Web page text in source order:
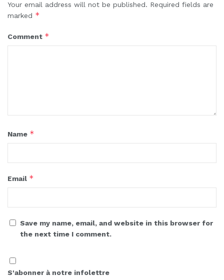
Your email address will not be published. Required fields are
marked *
Comment *
Name *
Email *
Save my name, email, and website in this browser for
the next time I comment.
S'abonner à notre infolettre